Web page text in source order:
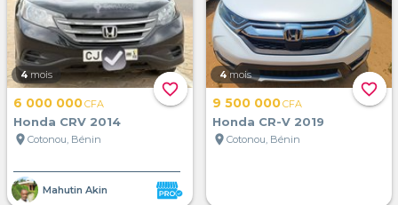
favorite_border
4 mois
6 000 000CFA
Honda CRV 2014
location_on Cotonou, Bénin
Mahutin Akin
favorite_border
4 mois
9 500 000CFA
Honda CR-V 2019
location_on Cotonou, Bénin